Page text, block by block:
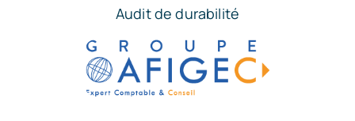
Audit de durabilité